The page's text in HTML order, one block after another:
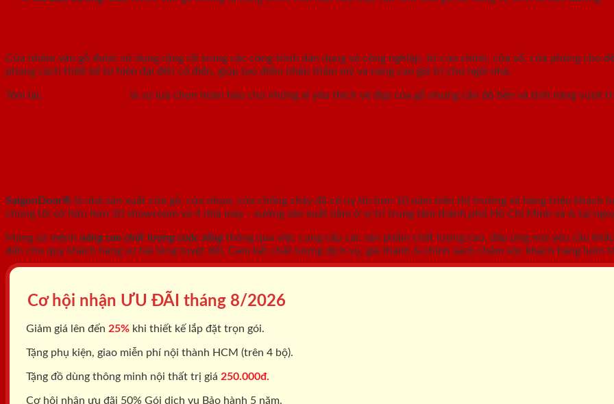
Cửa nhôm vân gỗ được sử dụng rộng rãi trong các công trình dân dụng và công nghiệp, từ cửa chính, cửa sổ, cửa phòng cho
phong cách thiết kế từ hiện đại đến cổ điển, giúp tạo điểm nhấn thẩm mỹ và nâng cao giá trị cho ngôi nhà.
Tóm lại, là sự lựa chọn hoàn hảo cho những ai yêu thích vẻ đẹp của gỗ nhưng cần độ bền và tính năng vượt
SaigonDoor® là nhà sản xuất cửa gỗ, cửa nhựa, cửa chống cháy đã có uy tín hơn 10 năm trên thị trường và hàng triệu khách
chúng tôi sở hữu hơn 10 showroom và 4 nhà máy - xưởng sản xuất nằm ở vị trí trung tâm thành phố Hồ Chí Minh và & tại
Mang sứ mệnh nâng cao chất lượng cuộc sống thông qua việc cung cấp các sản phẩm chất lượng cao, đáp ứng mọi yêu cầu
đến cho quý khách hàng sự hài lòng tuyệt đối. Cam kết chất lượng dịch vụ, giá thành & chính sách chăm sóc khách hàng luôn
Cơ hội nhận ƯU ĐÃI tháng 8/2026
Giảm giá lên đến 25% khi thiết kế lắp đặt trọn gói.
Tặng phụ kiện, giao miễn phí nội thành HCM (trên 4 bộ).
Tặng đồ dùng thông minh nội thất trị giá 250.000đ.
Cơ hội nhận ưu đãi 50% Gói dịch vụ Bảo hành 5 năm.